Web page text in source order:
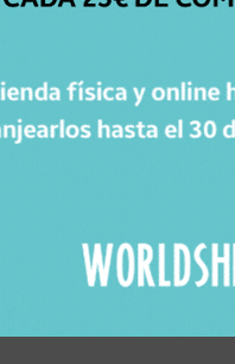
SUSCRÍBETE A LA
Recibe novedades,
Correo electrónico